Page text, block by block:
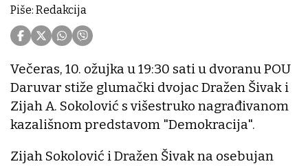
Piše: Redakcija
Večeras, 10. ožujka u 19:30 sati u dvoranu POU
Daruvar stiže glumački dvojac Dražen Šivak i
Zijah A. Sokolović s višestruko nagrađivanom
kazališnom predstavom "Demokracija".
Zijah Sokolović i Dražen Šivak na osebujan